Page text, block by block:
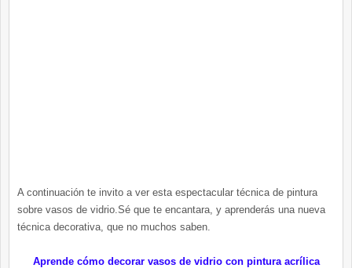
A continuación te invito a ver esta espectacular técnica de pintura
sobre vasos de vidrio.Sé que te encantara, y aprenderás una nueva
técnica decorativa, que no muchos saben.
Aprende cómo decorar vasos de vidrio con pintura acrílica